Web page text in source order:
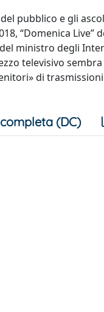
pubblico e gli
“Domenica Live”
ministro degli
televisivo
di
(DC)